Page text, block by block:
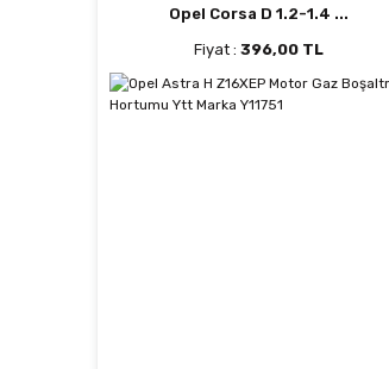
Opel Corsa D 1.2-1.4 ...
Fiyat : 396,00 TL